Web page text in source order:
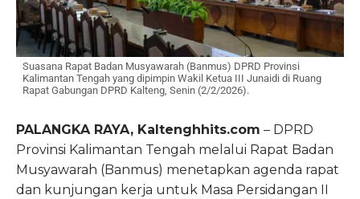
Suasana Rapat Badan Musyawarah (Banmus) DPRD Provinsi
Kalimantan Tengah yang dipimpin Wakil Ketua III Junaidi di Ruang
Rapat Gabungan DPRD Kalteng, Senin (2/2/2026).
PALANGKA RAYA, Kaltenghhits.com – DPRD
Provinsi Kalimantan Tengah melalui Rapat Badan
Musyawarah (Banmus) menetapkan agenda rapat
dan kunjungan kerja untuk Masa Persidangan II